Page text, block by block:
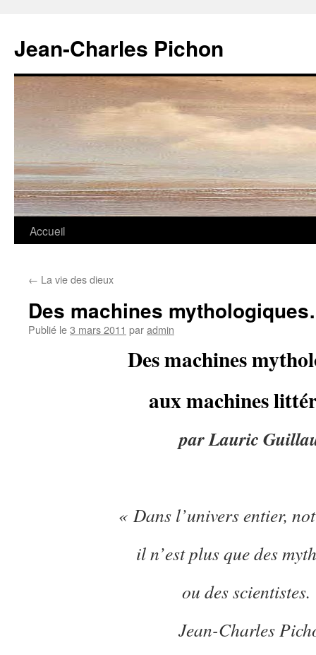
Jean-Charles Pichon
Aller
contenu
Accueil
← La vie des dieux
Des machines
Publié le3 mars 2011 paradmin
Des machines
aux machines
par Lauric
« Dans l’univers entier,
il n’est plus que des
ou des
Jean-Charles